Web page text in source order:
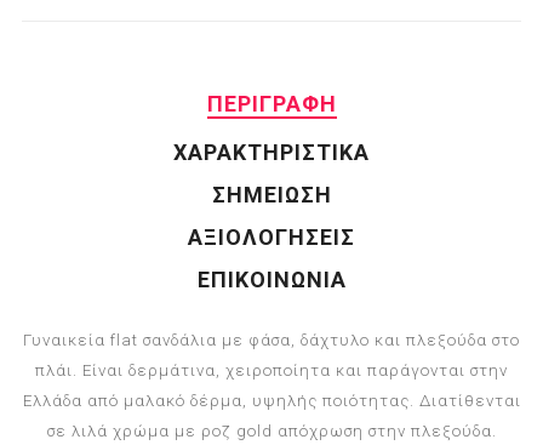
ΠΕΡΙΓΡΑΦΗ
ΧΑΡΑΚΤΗΡΙΣΤΙΚΑ
ΣΗΜΕΙΩΣΗ
ΑΞΙΟΛΟΓΗΣΕΙΣ
ΕΠΙΚΟΙΝΩΝΙΑ
Γυναικεία flat σανδάλια με φάσα, δάχτυλο και πλεξούδα στο
πλάι. Είναι δερμάτινα, χειροποίητα και παράγονται στην
Ελλάδα από μαλακό δέρμα, υψηλής ποιότητας. Διατίθενται
σε λιλά χρώμα με ροζ gold απόχρωση στην πλεξούδα.